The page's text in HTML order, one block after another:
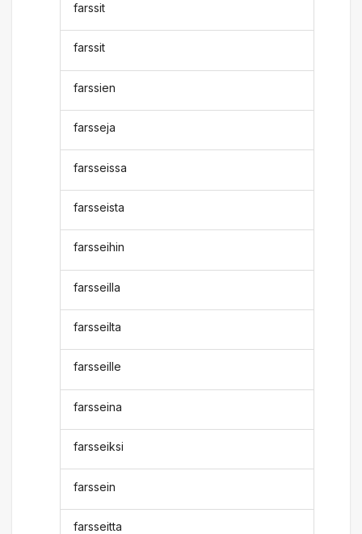
farssit
farssit
farssien
farsseja
farsseissa
farsseista
farsseihin
farsseilla
farsseilta
farsseille
farsseina
farsseiksi
farssein
farsseitta